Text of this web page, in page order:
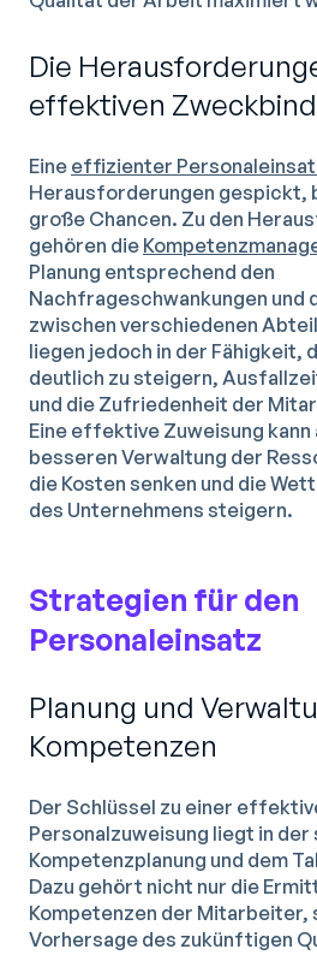
Die
effektiven
Eine effizienter
Herausforderungen gespickt,
große Chancen. Zu den
gehören die
Planung entsprechend den
Nachfrageschwankungen und
zwischen verschiedenen
liegen jedoch in der Fähigkeit,
deutlich zu steigern,
und die Zufriedenheit der
Eine effektive Zuweisung kann
besseren Verwaltung der
die Kosten senken und die
des Unternehmens steigern.
Strategien für den
Personaleinsatz
Planung und
Kompetenzen
Der Schlüssel zu einer
Personalzuweisung liegt in
Kompetenzplanung und dem
Dazu gehört nicht nur die
Kompetenzen der Mitarbeiter,
Vorhersage des zukünftigen